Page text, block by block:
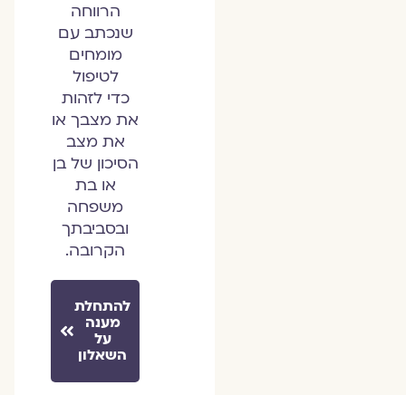
הרווחה
שנכתב עם
מומחים
לטיפול
כדי לזהות
את מצבך או
את מצב
הסיכון של בן
או בת
משפחה
ובסביבתך
הקרובה.
להתחלת
מענה
על
השאלון